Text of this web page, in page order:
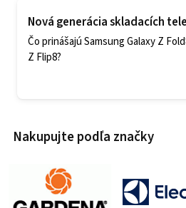
Nová generácia skladacích
Čo prinášajú Samsung Galaxy Z
Z Flip8?
Nakupujte podľa značky